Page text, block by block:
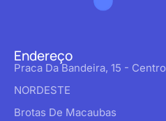
Endereço
Praca Da Bandeira, 15 - Centro
NORDESTE
Brotas De Macaubas